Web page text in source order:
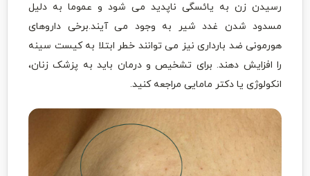
رسیدن زن به یائسگی ناپدید می شود و عموما به دلیل
مسدود شدن غدد شیر به وجود می آیند.برخی داروهای
هورمونی ضد بارداری نیز می توانند خطر ابتلا به کیست سینه
را افزایش دهند. برای تشخیص و درمان باید به پزشک زنان،
انکولوژی یا دکتر مامایی مراجعه کنید.